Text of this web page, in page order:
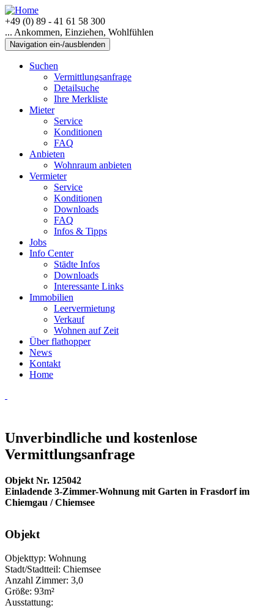
+49 (0) 89 - 41 61 58 300
... Ankommen, Einziehen, Wohlfühlen
Navigation ein-/ausblenden
Suchen
Vermittlungsanfrage
Detailsuche
Ihre Merkliste
Mieter
Service
Konditionen
FAQ
Anbieten
Wohnraum anbieten
Vermieter
Service
Konditionen
Downloads
FAQ
Infos & Tipps
Jobs
Info Center
Städte Infos
Downloads
Interessante Links
Immobilien
Leervermietung
Verkauf
Wohnen auf Zeit
Über flathopper
News
Kontakt
Home
Unverbindliche und kostenlose
Vermittlungsanfrage
Objekt Nr. 125042
Einladende 3-Zimmer-Wohnung mit Garten in Frasdorf im
Chiemgau / Chiemsee
Objekt
Objekttyp: Wohnung
Stadt/Stadtteil: Chiemsee
Anzahl Zimmer: 3,0
Größe: 93m²
Ausstattung: